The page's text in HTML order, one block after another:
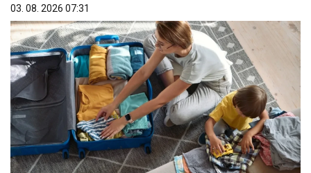
03. 08. 2026 07:31